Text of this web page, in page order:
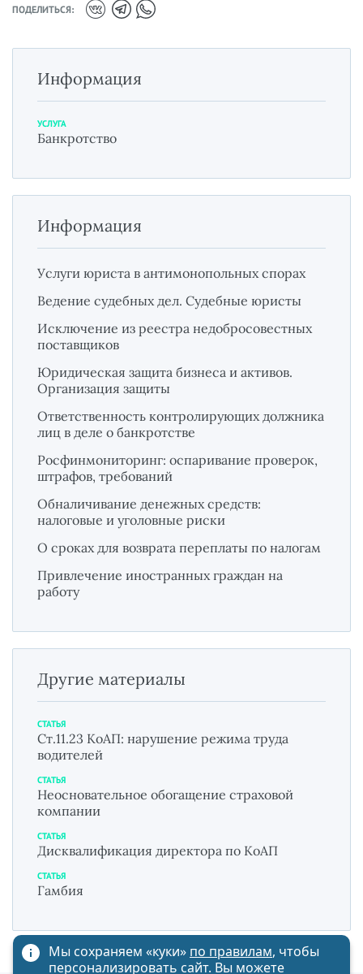
ПОДЕЛИТЬСЯ:
Информация
УСЛУГА
Банкротство
Информация
Услуги юриста в антимонопольных спорах
Ведение судебных дел. Судебные юристы
Исключение из реестра недобросовестных
поставщиков
Юридическая защита бизнеса и активов.
Организация защиты
Ответственность контролирующих должника
лиц в деле о банкротстве
Росфинмониторинг: оспаривание проверок,
штрафов, требований
Обналичивание денежных средств:
налоговые и уголовные риски
О сроках для возврата переплаты по налогам
Привлечение иностранных граждан на
работу
Другие материалы
СТАТЬЯ
Ст.11.23 КоАП: нарушение режима труда
водителей
СТАТЬЯ
Неосновательное обогащение страховой
компании
СТАТЬЯ
Дисквалификация директора по КоАП
СТАТЬЯ
Гамбия
Мы сохраняем «куки» по правилам, чтобы
персонализировать сайт. Вы можете